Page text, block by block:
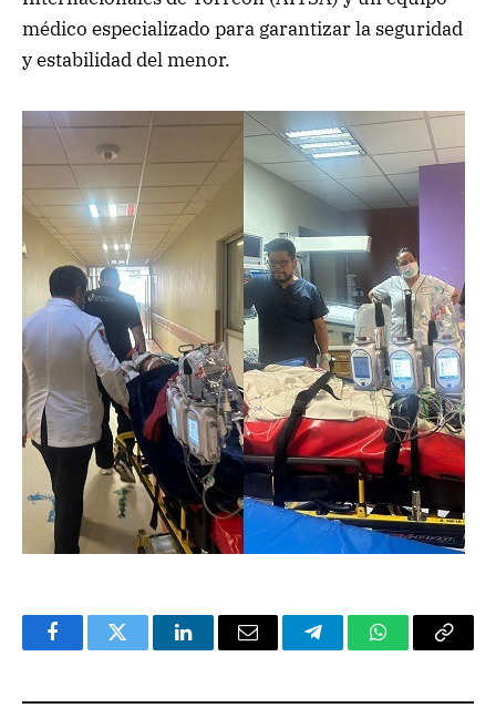
médico especializado para garantizar la seguridad
y estabilidad del menor.
FacebookTwitter LinkedInEmail TelegramWhatsApp
Copy